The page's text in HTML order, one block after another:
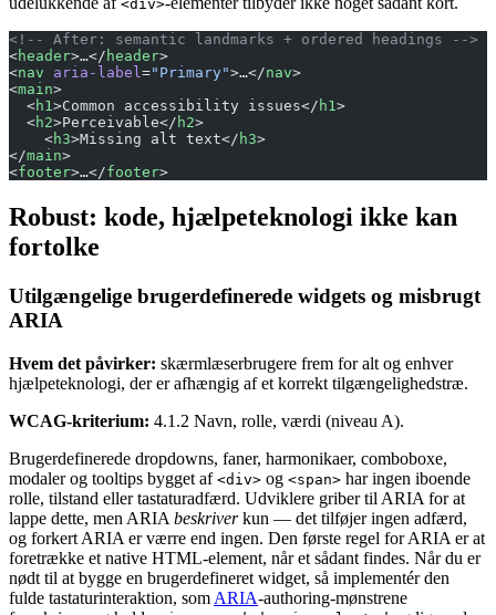
<div>
<!-- After: semantic landmarks + ordered headings -->
<header>…</ header>
<nav aria-label="Primary">…</nav>
<main>
  <
h1>Common accessibility issues</ h1>
  <
h2>Perceivable</ h2>
    <
h3>Missing alt text</ h3>
</main>
<footer>…</footer>
Robust: kode, hjælpeteknologi ikke kan
fortolke
Utilgængelige brugerdefinerede widgets og misbrugt
ARIA
Hvem det påvirker: skærmlæserbrugere frem for alt og enhver
hjælpeteknologi, der er afhængig af et korrekt tilgængelighedstræ.
WCAG-kriterium: 4.1.2 Navn, rolle, værdi (niveau A).
Brugerdefinerede dropdowns, faner, harmonikaer, comboboxe,
modaler og tooltips bygget af <div> og <span> har ingen iboende
rolle, tilstand eller tastaturadfærd. Udviklere griber til ARIA for at
lappe dette, men ARIA beskriverkun — det tilføjer ingen adfærd,
og forkert ARIA er værre end ingen. Den første regel for ARIA er at
foretrække et native HTML-element, når et sådant findes. Når du er
nødt til at bygge en brugerdefineret widget, så implementér den
fulde tastaturinteraktion, som ARIA-authoring-mønstrene